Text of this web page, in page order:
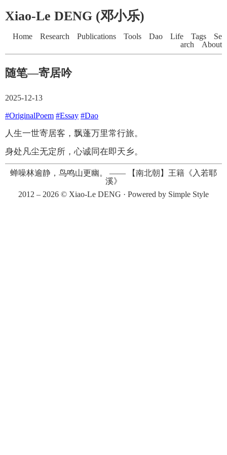
Xiao-Le DENG (邓小乐)
Home Research Publications Tools Dao Life Tags
Se
arch
About
随笔—寄居吟
2025-12-13
#OriginalPoem #Essay #Dao
人生一世寄居客，飘蓬万里常行旅。
身处凡尘无定所，心诚同在即天乡。
蝉噪林逾静，鸟鸣山更幽。 ——
【南北朝】王籍《入若耶
溪》
2012 – 2026 © Xiao-Le DENG · Powered by Simple Style